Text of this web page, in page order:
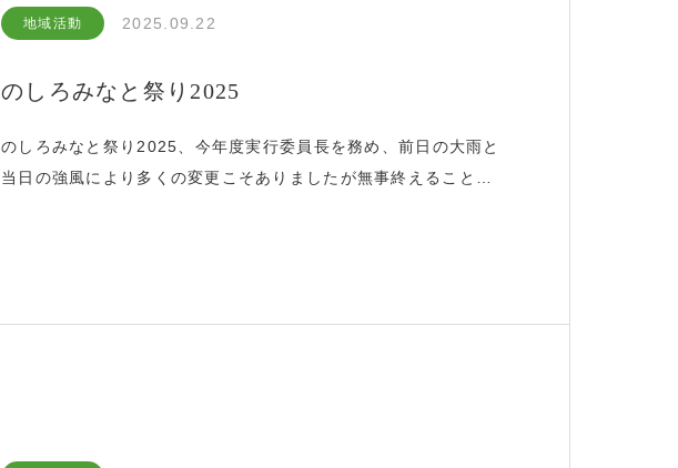
地域活動 2025.09.22
のしろみなと祭り2025
のしろみなと祭り2025、今年度実行委員長を務め、前日の大雨と
当日の強風により多くの変更こそありましたが無事終えることが